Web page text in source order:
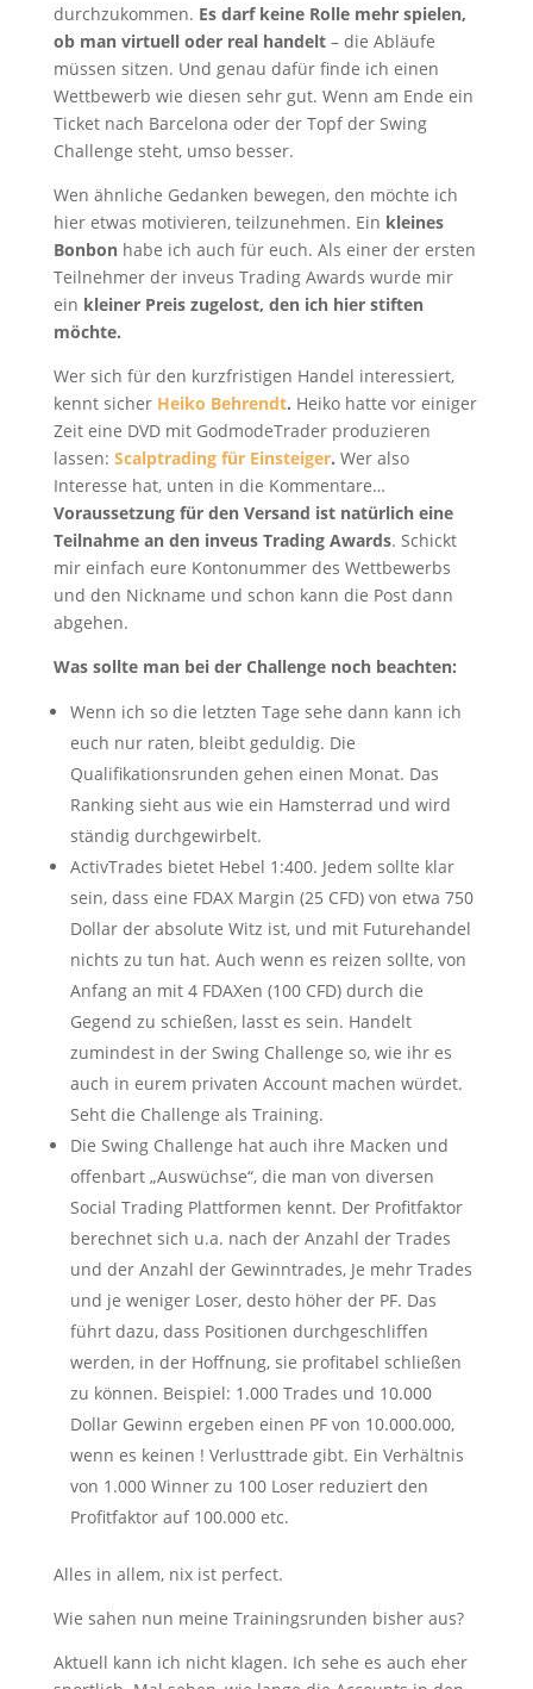
durchzukommen. Es darf keine Rolle mehr spielen,
ob man virtuell oder real handelt– die Abläufe
müssen sitzen. Und genau dafür finde ich einen
Wettbewerb wie diesen sehr gut. Wenn am Ende ein
Ticket nach Barcelona oder der Topf der Swing
Challenge steht, umso besser.
Wen ähnliche Gedanken bewegen, den möchte ich
hier etwas motivieren, teilzunehmen. Ein kleines
Bonbonhabe ich auch für euch. Als einer der ersten
Teilnehmer der inveus Trading Awards wurde mir
ein kleiner Preis zugelost, den ich hier stiften
möchte.
Wer sich für den kurzfristigen Handel interessiert,
kennt sicher Heiko Behrendt. Heiko hatte vor einiger
Zeit eine DVD mit GodmodeTrader produzieren
lassen: Scalptrading für Einsteiger. Wer also
Interesse hat, unten in die Kommentare…
Voraussetzung für den Versand ist natürlich eine
Teilnahme an den inveus Trading Awards. Schickt
mir einfach eure Kontonummer des Wettbewerbs
und den Nickname und schon kann die Post dann
abgehen.
Was sollte man bei der Challenge noch beachten:
Wenn ich so die letzten Tage sehe dann kann ich
euch nur raten, bleibt geduldig. Die
Qualifikationsrunden gehen einen Monat. Das
Ranking sieht aus wie ein Hamsterrad und wird
ständig durchgewirbelt.
ActivTrades bietet Hebel 1:400. Jedem sollte klar
sein, dass eine FDAX Margin (25 CFD) von etwa 750
Dollar der absolute Witz ist, und mit Futurehandel
nichts zu tun hat. Auch wenn es reizen sollte, von
Anfang an mit 4 FDAXen (100 CFD) durch die
Gegend zu schießen, lasst es sein. Handelt
zumindest in der Swing Challenge so, wie ihr es
auch in eurem privaten Account machen würdet.
Seht die Challenge als Training.
Die Swing Challenge hat auch ihre Macken und
offenbart „Auswüchse“, die man von diversen
Social Trading Plattformen kennt. Der Profitfaktor
berechnet sich u.a. nach der Anzahl der Trades
und der Anzahl der Gewinntrades, Je mehr Trades
und je weniger Loser, desto höher der PF. Das
führt dazu, dass Positionen durchgeschliffen
werden, in der Hoffnung, sie profitabel schließen
zu können. Beispiel: 1.000 Trades und 10.000
Dollar Gewinn ergeben einen PF von 10.000.000,
wenn es keinen ! Verlusttrade gibt. Ein Verhältnis
von 1.000 Winner zu 100 Loser reduziert den
Profitfaktor auf 100.000 etc.
Alles in allem, nix ist perfect.
Wie sahen nun meine Trainingsrunden bisher aus?
Aktuell kann ich nicht klagen. Ich sehe es auch eher